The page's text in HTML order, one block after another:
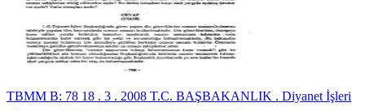
TBMM B: 78 18 . 3 . 2008 T.C. BAŞBAKANLIK . Diyanet İşleri